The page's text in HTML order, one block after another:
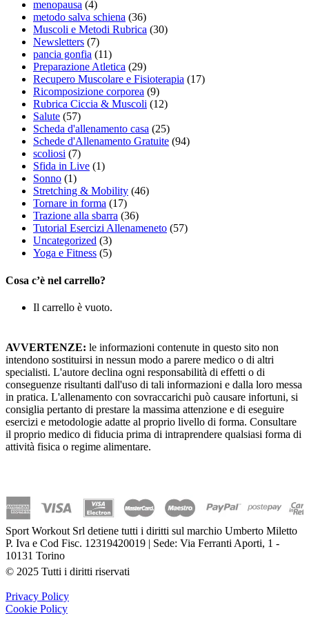
menopausa (4)
metodo salva schiena (36)
Muscoli e Metodi Rubrica (30)
Newsletters (7)
pancia gonfia (11)
Preparazione Atletica (29)
Recupero Muscolare e Fisioterapia (17)
Ricomposizione corporea (9)
Rubrica Ciccia & Muscoli (12)
Salute (57)
Scheda d'allenamento casa (25)
Schede d'Allenamento Gratuite (94)
scoliosi (7)
Sfida in Live (1)
Sonno (1)
Stretching & Mobility (46)
Tornare in forma (17)
Trazione alla sbarra (36)
Tutorial Esercizi Allenameneto (57)
Uncategorized (3)
Yoga e Fitness (5)
Cosa c’è nel carrello?
Il carrello è vuoto.
AVVERTENZE: le informazioni contenute in questo sito non
intendono sostituirsi in nessun modo a parere medico o di altri
specialisti. L'autore declina ogni responsabilità di effetti o di
conseguenze risultanti dall'uso di tali informazioni e dalla loro messa
in pratica. L'allenamento con sovraccarichi può causare infortuni, si
consiglia pertanto di prestare la massima attenzione e di eseguire
esercizi e metodologie adatte al proprio livello di forma. Consultare
il proprio medico di fiducia prima di intraprendere qualsiasi forma di
attività fisica o regime alimentare.
Sport Workout Srl detiene tutti i diritti sul marchio Umberto Miletto
P. Iva e Cod Fisc. 12319420019 | Sede: Via Ferranti Aporti, 1 -
10131 Torino
© 2025 Tutti i diritti riservati
Privacy Policy
Cookie Policy